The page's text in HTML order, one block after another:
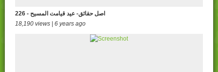
226 - اصل حقائق- عید قیامت المسیح
18,190 views | 6 years ago